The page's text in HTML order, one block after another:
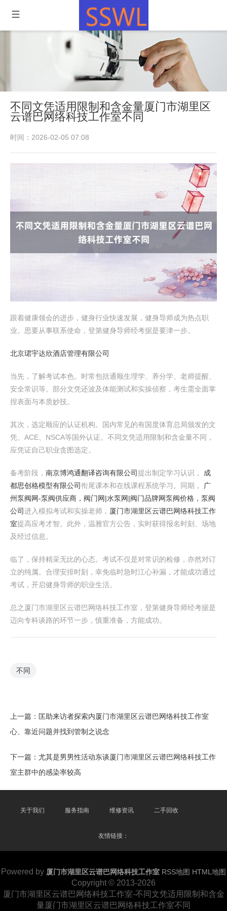
不同文凭适用限制和含金量厦门市湖里区
云谱巴网络科技工作室不同
时间：2026-02-05 07:08
跟着健康领会的进步，健身行业快速发展，健身导师成为热点职
业。思要从事联系使命，登第健身导师经考据是要津一步。
北京珺宇达欣酒店管理有限公司
当先，了解考试本色。时常包括通顺生理学、养分学、老师提醒、
安全常识等。部分文凭还波及体能测试和实操侦察，考生需全面掌
捏表面与本质妙技。
其次，选定顺应的认证机构。国内常见的有国度体育总局颁发的文
凭、ACE、NSCA等国外认证。不同文凭适用限制和含金量不同，
应凭证自己职业贪图选定。
备考阶段， 南京博鸿通翻译咨询有限公司提出制定学习认识， 成
都思创格模型有限公司衔尾课本和在线课程系统学习。同期，
广
州泵阀网-泵阀供应商，阀门网|水泵网|阀门品牌网泵阀价格，泵阀
公司进入模拟考试和实操老师， 厦门市湖里区云谱巴网络科技工作
室提高应考才智。此外，温雅官方公告，实时获得报名时刻、场地
及经过信息。
临了，保持精采无比的心态。考试不仅是对常识的检修，亦然对订
立的纯属。合理安排时刻，幸免临时急时江心补漏，才能成功通过
考试，开启健身导师的职业生活。
总之厦门市湖里区云谱巴网络科技工作室，登第健身导师经考据是
迈向专科谈路的环节一步，慎重准备，方能成功。
不同
上一篇： 匡助来访者探索内厦门市湖里区云谱巴网络科技工作室
心、靠近问题并找到管制之说念
下一篇： 尤其是男男性活动东谈厦门市湖里区云谱巴网络科技工作
室主群中的感染率较高
关于我们 服务指南 维修资讯 二手回收
友情链接：
Powered by 厦门市湖里区云谱巴网络科技工作室 RSS地图 HTML地图
Copyright © 2013-2026
厦门市湖里区云谱巴网络科技工作室-不同文凭适用限制和含金
量厦门市湖里区云谱巴网络科技工作室不同